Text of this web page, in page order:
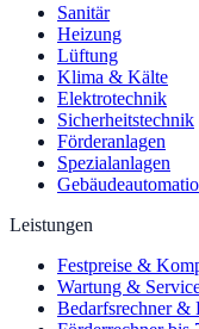
Sanitär
Heizung
Lüftung
Klima & Kälte
Elektrotechnik
Sicherheitstechnik
Förderanlagen
Spezialanlagen
Leistungen
Festpreise &
Wartung &
Bedarfsrechner &